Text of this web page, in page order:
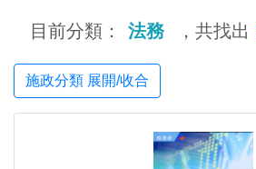
目前分類： 法務 ，共找出
施政分類 展開/收合